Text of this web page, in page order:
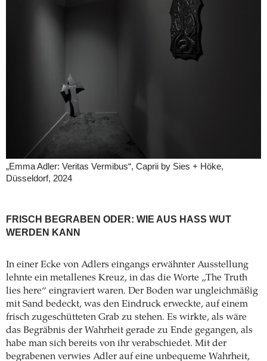
„Emma Adler: Veritas Vermibus“, Caprii by Sies + Höke,
Düsseldorf, 2024
FRISCH BEGRABEN ODER: WIE AUS HASS WUT
WERDEN KANN
In einer Ecke von Adlers eingangs erwähnter Ausstellung
lehnte ein metallenes Kreuz, in das die Worte „The Truth
lies here“ eingraviert waren. Der Boden war ungleichmäßig
mit Sand bedeckt, was den Eindruck erweckte, auf einem
frisch zugeschütteten Grab zu stehen. Es wirkte, als wäre
das Begräbnis der Wahrheit gerade zu Ende gegangen, als
habe man sich bereits von ihr verabschiedet. Mit der
begrabenen verwies Adler auf eine unbequeme Wahrheit,